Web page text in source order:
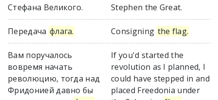
Стефана Великого.
Stephen the Great.
Передача флага. Consigning the flag.
Вам поручалось
вовремя начать
революцию, тогда над
Фридонией давно бы
If you'd started the
revolution as I planned, I
could have stepped in and
placed Freedonia under